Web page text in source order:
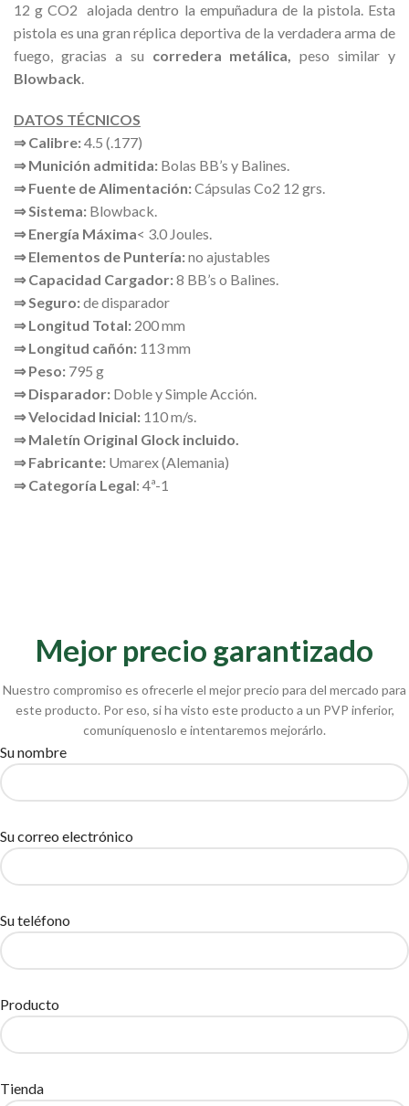
12 g CO2 alojada dentro la empuñadura de la pistola. Esta
pistola es una gran réplica deportiva de la verdadera arma de
fuego, gracias a su corredera metálica, peso similar y
Blowback.
DATOS TÉCNICOS
⇒ Calibre:4.5 (.177)
⇒ Munición admitida: Bolas BB’s y Balines.
⇒ Fuente de Alimentación:Cápsulas Co2 12 grs.
⇒ Sistema: Blowback.
⇒ Energía Máxima< 3.0 Joules.
⇒ Elementos de Puntería:no ajustables
⇒ Capacidad Cargador:8 BB’s o Balines.
⇒ Seguro:de disparador
⇒ Longitud Total: 200 mm
⇒ Longitud cañón: 113 mm
⇒ Peso: 795 g
⇒ Disparador: Doble y Simple Acción.
⇒ Velocidad Inicial: 110 m/s.
⇒ Maletín Original Glock incluido.
⇒ Fabricante: Umarex (Alemania)
⇒ Categoría Legal: 4ª-1
Mejor precio garantizado
Nuestro compromiso es ofrecerle el mejor precio para del mercado para
este producto. Por eso, si ha visto este producto a un PVP inferior,
comuníquenoslo e intentaremos mejorárlo.
Su nombre
Su correo electrónico
Su teléfono
Producto
Tienda